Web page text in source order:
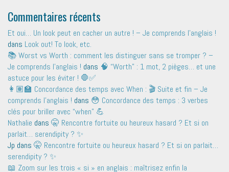
Commentaires récents
Et oui… Un look peut en cacher un autre ! – Je comprends l'anglais !
dans Look out! To look, etc.
📚 Worst vs Worth : comment les distinguer sans se tromper ? –
Je comprends l'anglais ! dans 🧠 “Worth” : 1 mot, 2 pièges… et une
astuce pour les éviter ! 🛑✅
👩🏽‍🏫 Concordance des temps avec When : 🎬 Suite et fin – Je
comprends l'anglais ! dans 😳 Concordance des temps : 3 verbes
clés pour briller avec “when” 💪
Nathalie dans 🤫 Rencontre fortuite ou heureux hasard ? Et si on
parlait… serendipity ? ✨
Jp dans 🤫 Rencontre fortuite ou heureux hasard ? Et si on parlait…
serendipity ? ✨
📖 Zoom sur les trois « si » en anglais : maîtrisez enfin la